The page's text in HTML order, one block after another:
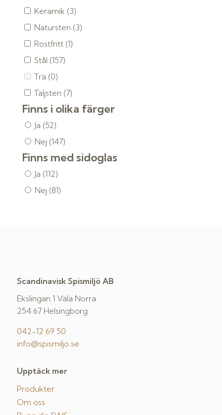
Keramik (3)
Natursten (3)
Rostfritt (1)
Stål (157)
Trä (0)
Täljsten (7)
Finns i olika färger
Ja (52)
Nej (147)
Finns med sidoglas
Ja (112)
Nej (81)
Scandinavisk Spismiljö AB
Ekslingan 1 Väla Norra
254 67 Helsingborg
042-12 69 50
info@spismiljo.se
Upptäck mer
Produkter
Om oss